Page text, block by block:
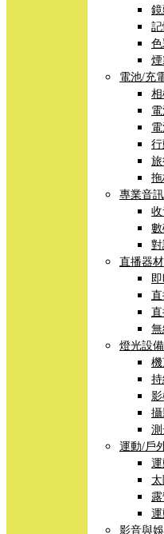
電池/充
專業音
直播器材
燈光設備
運動/戶
影音與